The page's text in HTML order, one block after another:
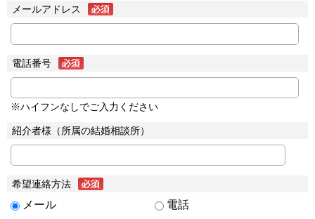
メールアドレス
電話番号
※ハイフンなしでご入力ください
紹介者様（所属の結婚相談所）
希望連絡方法
メール 電話